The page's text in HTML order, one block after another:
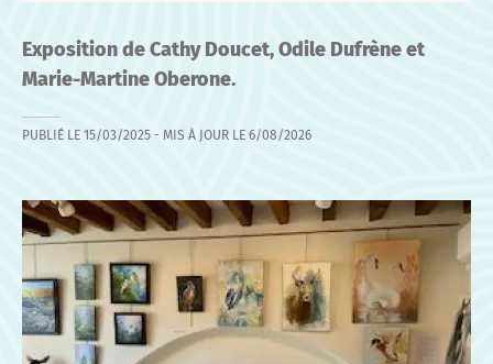
Exposition de Cathy Doucet, Odile Dufrène et
Marie-Martine Oberone.
PUBLIÉ LE 15/03/2025 - MIS À JOUR LE 6/08/2026